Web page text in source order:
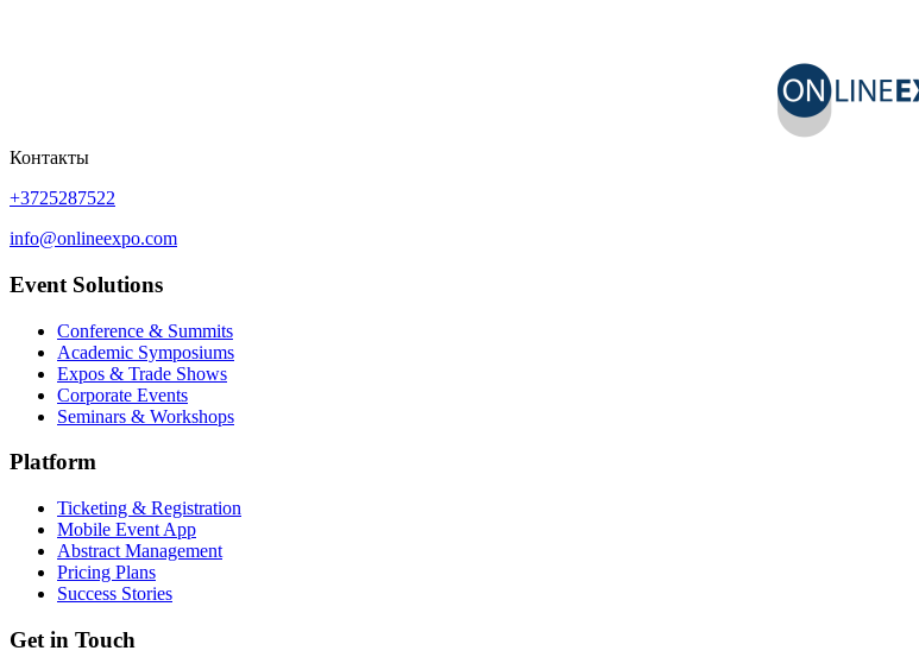
Контакты
+3725287522
info@onlineexpo.com
Event Solutions
Conference & Summits
Academic Symposiums
Expos & Trade Shows
Corporate Events
Seminars & Workshops
Platform
Ticketing & Registration
Mobile Event App
Abstract Management
Pricing Plans
Success Stories
Get in Touch